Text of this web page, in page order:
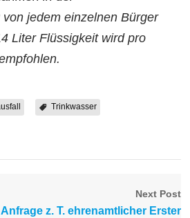
jedem einzelnen Bürger
Liter Flüssigkeit wird pro
Trinkwasser
Next Post
z. T. ehrenamtlicher Erster